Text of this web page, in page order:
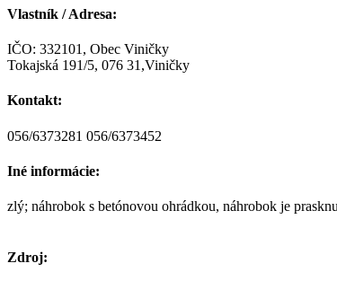
Vlastník / Adresa:
IČO: 332101, Obec Viničky
Tokajská 191/5, 076 31,Viničky
Kontakt:
056/6373281 056/6373452
Iné informácie:
zlý; náhrobok s betónovou ohrádkou, náhrobok je
Zdroj: